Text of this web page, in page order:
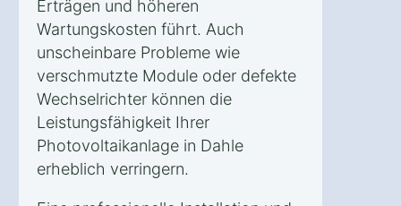
Erträgen und höheren
Wartungskosten führt. Auch
unscheinbare Probleme wie
verschmutzte Module oder defekte
Wechselrichter können die
Leistungsfähigkeit Ihrer
Photovoltaikanlage in Dahle
erheblich verringern.